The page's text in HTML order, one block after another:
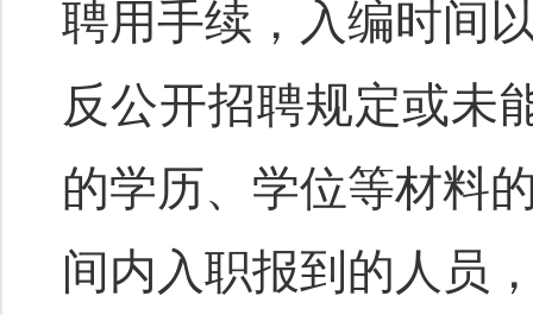
聘用手续，入编时间
反公开招聘规定或未
的学历、学位等材料
间内入职报到的人员